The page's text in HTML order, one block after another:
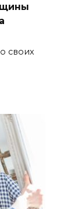
своих